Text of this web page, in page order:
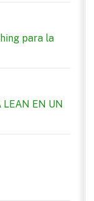
para la
LEAN EN UN